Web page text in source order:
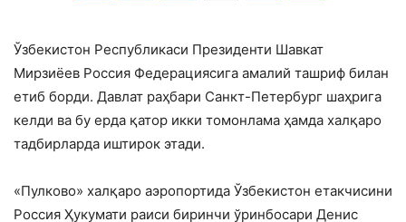
Ўзбекистон Республикаси Президенти Шавкат
Мирзиёев Россия Федерациясига амалий ташриф билан
етиб борди. Давлат раҳбари Санкт-Петербург шаҳрига
келди ва бу ерда қатор икки томонлама ҳамда халқаро
тадбирларда иштирок этади.
«Пулково» халқаро аэропортида Ўзбекистон етакчисини
Россия Ҳукумати раиси биринчи ўринбосари Денис